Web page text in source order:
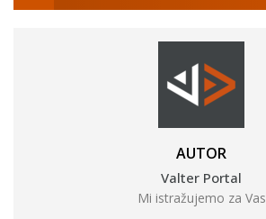
AUTOR
Valter Portal
Mi istražujemo za Vas